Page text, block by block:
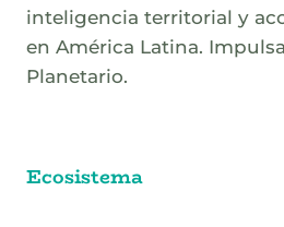
inteligencia territorial y
en América Latina.
Planetario.
Ecosistema